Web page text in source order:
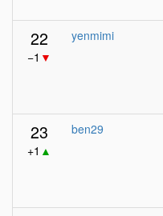
22
−1 ▼
yenmimi
23
+1 ▲
ben29